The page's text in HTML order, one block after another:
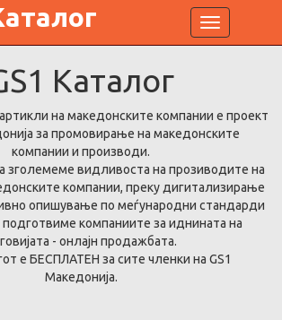
Toggle
navigation
Каталог
на македонските компании е проект
за промовирање на македонските
компании и производи.
зголемеме видливоста на прозиводите на
компании, преку дигитализирање
опишување по меѓународни стандарди
подготвиме компаниите за иднината на
- онлајн продажбата.
е БЕСПЛАТЕН за сите членки на GS1
Македонија.